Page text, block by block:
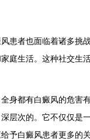
者也面临着诸多挑
庭生活。这种社交生
都有白癜风的危害
层次的。它不仅仅是
予白癜风患者更多的